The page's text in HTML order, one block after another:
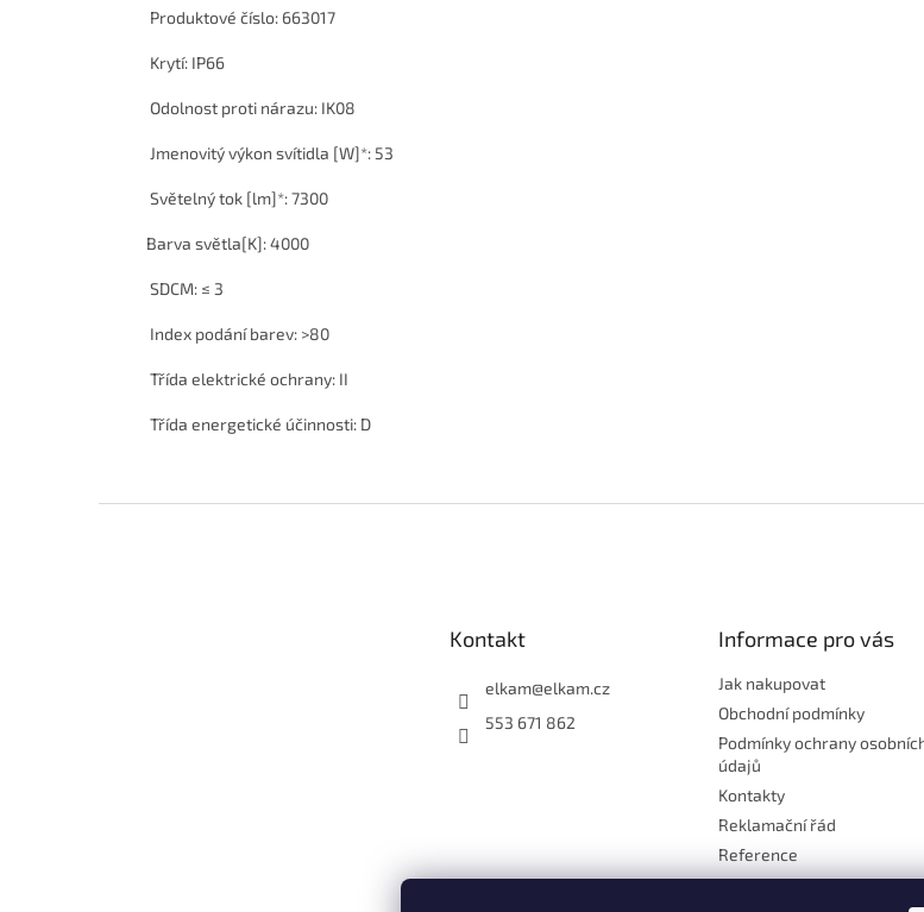
Produktové číslo: 663017
Krytí: IP66
Odolnost proti nárazu: IK08
Jmenovitý výkon svítidla [W]*: 53
Světelný tok [lm]*: 7300
Barva světla[K]: 4000
SDCM: ≤ 3
Index podání barev: >80
Třída elektrické ochrany: II
Třída energetické účinnosti: D
Kontakt
elkam@elkam.cz
553 671 862
Informace pro vás
Jak nakupovat
Obchodní podmínky
Podmínky ochrany
údajů
Kontakty
Reklamační řád
Reference
Doprava